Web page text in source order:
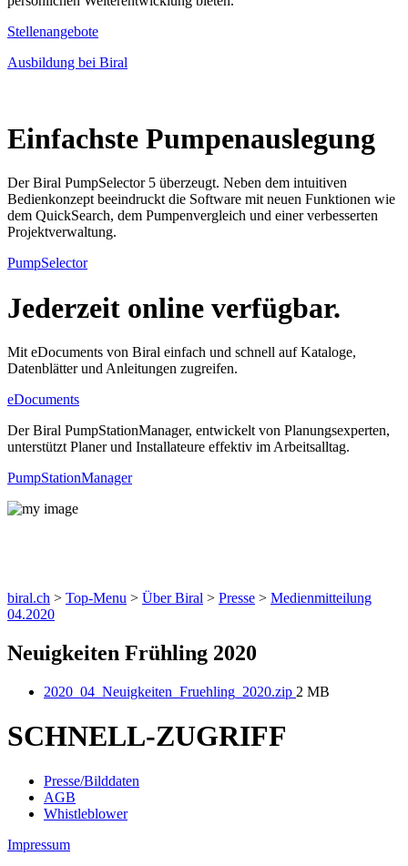
Stellenangebote
Ausbildung bei Biral
Einfachste Pumpenauslegung
Der Biral PumpSelector 5 überzeugt. Neben dem intuitiven
Bedienkonzept beeindruckt die Software mit neuen Funktionen wie
dem QuickSearch, dem Pumpenvergleich und einer verbesserten
Projektverwaltung.
PumpSelector
Jederzeit online verfügbar.
Mit eDocuments von Biral einfach und schnell auf Kataloge,
Datenblätter und Anleitungen zugreifen.
eDocuments
Der Biral PumpStationManager, entwickelt von Planungsexperten,
unterstützt Planer und Installateure effektiv im Arbeitsalltag.
PumpStationManager
biral.ch > Top-Menu > Über Biral > Presse > Medienmitteilung
04.2020
Neuigkeiten Frühling 2020
2020_04_Neuigkeiten_Fruehling_2020.zip 2 MB
SCHNELL-ZUGRIFF
Presse/Bilddaten
AGB
Whistleblower
Impressum